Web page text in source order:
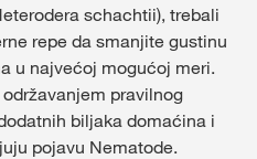
schachtii), trebali
repe da smanjite gustinu
u najvećoj mogućoj meri.
pravilnog
biljaka domaćina i
pojavu Nematode.